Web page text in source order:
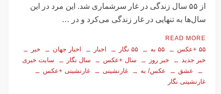
از ۵۵ سال زندگی در غار سرشماری شد. این مرد در این
سال‌ها به تنهایی در غار زندگی می‌کرد و در …
READ MORE
۵۵ +عکس ۵۵ به ۵۵ نگار اخبار اخبار جهان
خبر
خبر جدید
خبر روز سال +عکس سال نگار
سایت خبری
عشق
عکس/ به غارنشینی
غارنشینی +عکس
غارنشینی نگار